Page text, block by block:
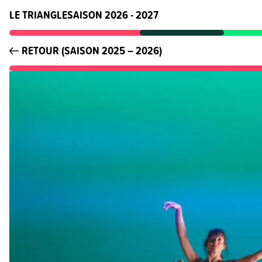
LE TRIANGLESAISON 2026 - 2027
RETOUR (SAISON 2025 – 2026)